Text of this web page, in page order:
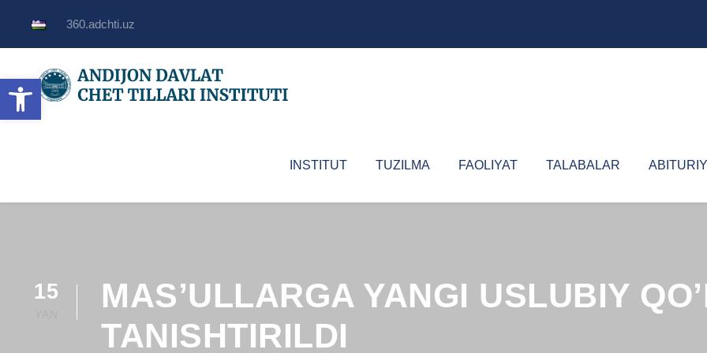
Open toolbar
360.adchti.uz
INSTITUT TUZILMA FAOLIYAT TALABALAR
15
MAS’ULLARGA YANGI USLUBIY
TANISHTIRILDI